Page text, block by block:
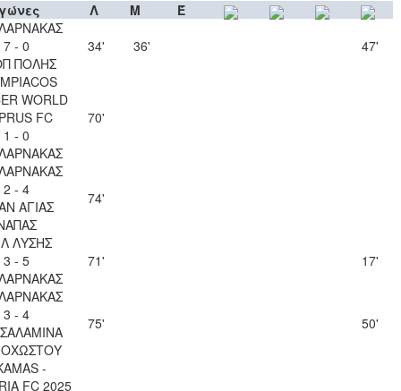
Λ Μ
Έ
7 - 0
ΠΟΛΗΣ
34' 36'
47'
WORLD
FC
1 - 0
70'
2 - 4
ΑΓΙΑΣ
74'
ΛΥΣΗΣ
3 - 5
71'
17'
3 - 4
75' 50'
-
FC 2025